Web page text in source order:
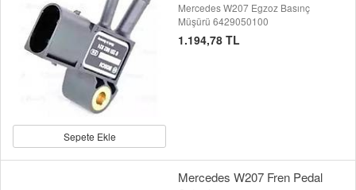
Sepete Ekle
Mercedes W207 Egzoz Basınç
Müşürü 6429050100
1.194,78 TL
Mercedes W207 Fren Pedal